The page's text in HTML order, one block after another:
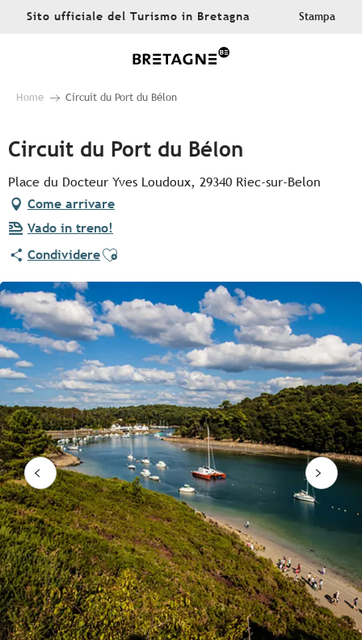
AllerSito ufficiale del Turismo in Bretagna Stampa
Home Circuit du Port du Bélon
Circuit du Port du Bélon
Place du Docteur Yves Loudoux, 29340 Riec-sur-Belon
Come arrivare
Vado in treno!
CondividereAjouter aux favoris